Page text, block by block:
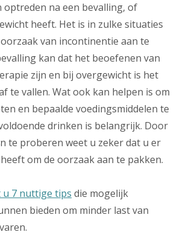
na een bevalling, of
heeft. Het is in zulke situaties
van incontinentie aan te
kan dat het beoefenen van
zijn en bij overgewicht is het
te vallen. Wat ook kan helpen is om
en bepaalde voedingsmiddelen te
drinken is belangrijk. Door
te proberen weet u zeker dat u er
om de oorzaak aan te pakken.
7 nuttige tips die mogelijk
bieden om minder last van